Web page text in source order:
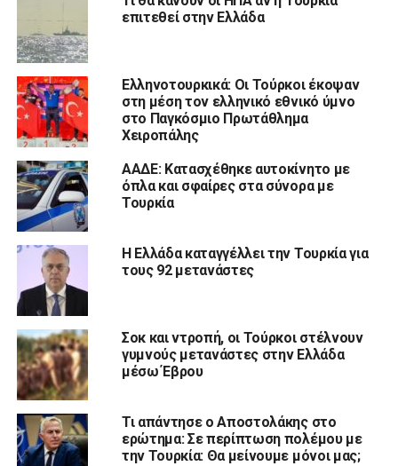
επιτεθεί στην Ελλάδα
Ελληνοτουρκικά: Οι Τούρκοι έκοψαν
στη μέση τον ελληνικό εθνικό ύμνο
στο Παγκόσμιο Πρωτάθλημα
Χειροπάλης
ΑΑΔΕ: Κατασχέθηκε αυτοκίνητο με
όπλα και σφαίρες στα σύνορα με
Τουρκία
Η Ελλάδα καταγγέλλει την Τουρκία για
τους 92 μετανάστες
Σοκ και ντροπή, οι Τούρκοι στέλνουν
γυμνούς μετανάστες στην Ελλάδα
μέσω Έβρου
Τι απάντησε ο Αποστολάκης στο
ερώτημα: Σε περίπτωση πολέμου με
την Τουρκία: Θα μείνουμε μόνοι μας;